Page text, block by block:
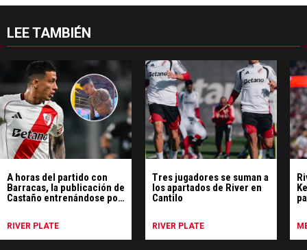
LEE TAMBIÉN
A horas del partido con
Barracas, la publicación de
Castaño entrenándose por
RIVER PLATE
Tres jugadores se suman a
los apartados de River en
Cantilo
RIVER PLATE